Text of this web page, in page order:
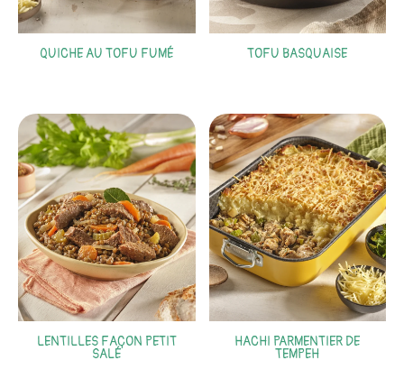
QUICHE AU TOFU FUMÉ TOFU BASQUAISE
LENTILLES FAÇON PETIT
SALÉ
HACHI PARMENTIER DE
TEMPEH